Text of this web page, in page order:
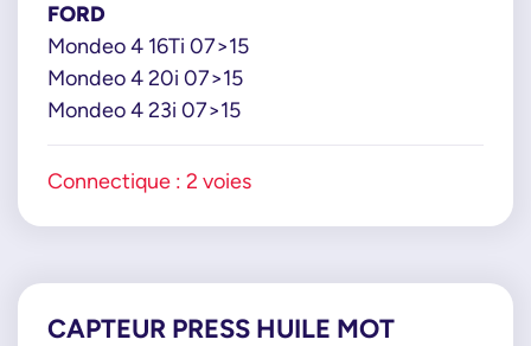
FORD
Mondeo 4 16Ti 07>15
Mondeo 4 20i 07>15
Mondeo 4 23i 07>15
Connectique : 2 voies
CAPTEUR PRESS HUILE MOT